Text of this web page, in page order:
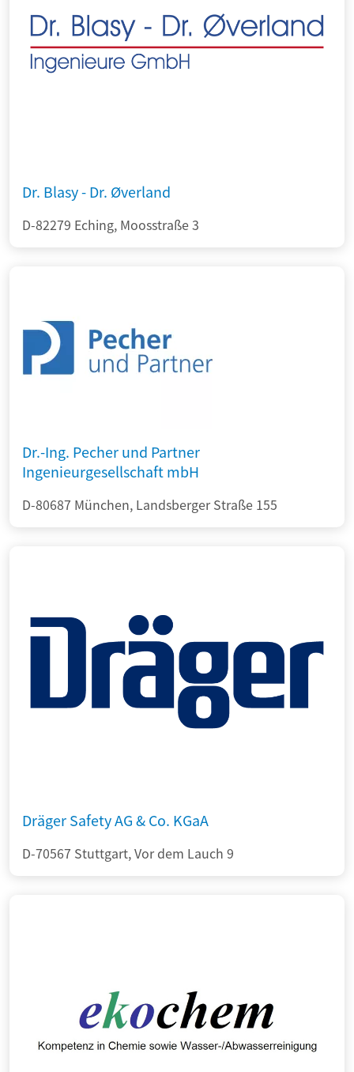
Dr. Blasy - Dr. Øverland
D-82279 Eching, Moosstraße 3
Dr.-Ing. Pecher und Partner
Ingenieurgesellschaft mbH
D-80687 München, Landsberger Straße 155
Dräger Safety AG & Co. KGaA
D-70567 Stuttgart, Vor dem Lauch 9